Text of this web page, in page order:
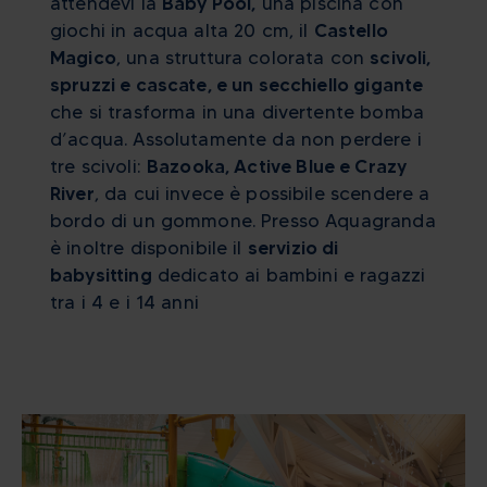
giochi in acqua alta 20 cm, il Castello
Magico, una struttura colorata con scivoli,
spruzzi e cascate, e un secchiello gigante
che si trasforma in una divertente bomba
d’acqua. Assolutamente da non perdere i
tre scivoli: Bazooka, Active Blue e Crazy
River, da cui invece è possibile scendere a
bordo di un gommone. Presso Aquagranda
è inoltre disponibile il servizio di
babysitting dedicato ai bambini e ragazzi
tra i 4 e i 14 anni